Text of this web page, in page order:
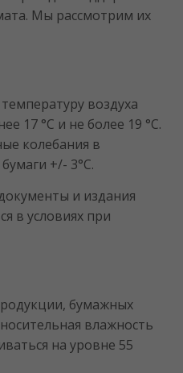
Мы рассмотрим их
воздуха
17 °C и не более 19 °C.
колебания в
+/- 3°C.
и издания
в условиях при
бумажных
влажность
на уровне 55